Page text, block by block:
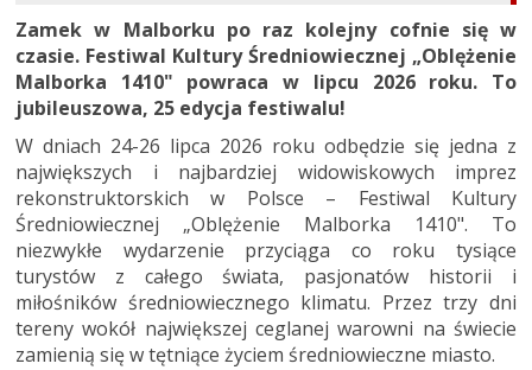
Zamek w Malborku po raz kolejny cofnie się w
czasie. Festiwal Kultury Średniowiecznej „Oblężenie
Malborka 1410" powraca w lipcu 2026 roku. To
jubileuszowa, 25 edycja festiwalu!
W dniach 24-26 lipca 2026 roku odbędzie się jedna z
największych i najbardziej widowiskowych imprez
rekonstruktorskich w Polsce – Festiwal Kultury
Średniowiecznej „Oblężenie Malborka 1410". To
niezwykłe wydarzenie przyciąga co roku tysiące
turystów z całego świata, pasjonatów historii i
miłośników średniowiecznego klimatu. Przez trzy dni
tereny wokół największej ceglanej warowni na świecie
zamienią się w tętniące życiem średniowieczne miasto.